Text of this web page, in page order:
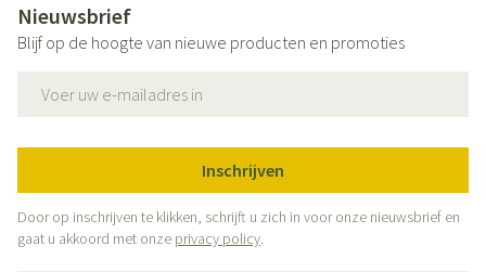
Nieuwsbrief
Blijf op de hoogte van nieuwe producten en promoties
Inschrijven
Door op inschrijven te klikken, schrijft u zich in voor onze nieuwsbrief en
gaat u akkoord met onze privacy policy.